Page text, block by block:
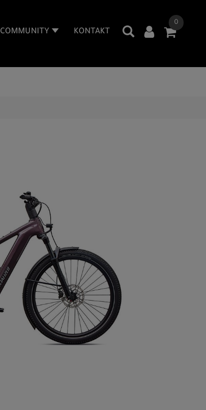
0
COMMUNITY KONTAKT